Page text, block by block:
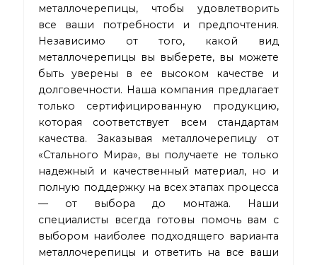
металлочерепицы, чтобы удовлетворить
все ваши потребности и предпочтения.
Независимо от того, какой вид
металлочерепицы вы выберете, вы можете
быть уверены в ее высоком качестве и
долговечности. Наша компания предлагает
только сертифицированную продукцию,
которая соответствует всем стандартам
качества. Заказывая металлочерепицу от
«Стального Мира», вы получаете не только
надежный и качественный материал, но и
полную поддержку на всех этапах процесса
— от выбора до монтажа. Наши
специалисты всегда готовы помочь вам с
выбором наиболее подходящего варианта
металлочерепицы и ответить на все ваши